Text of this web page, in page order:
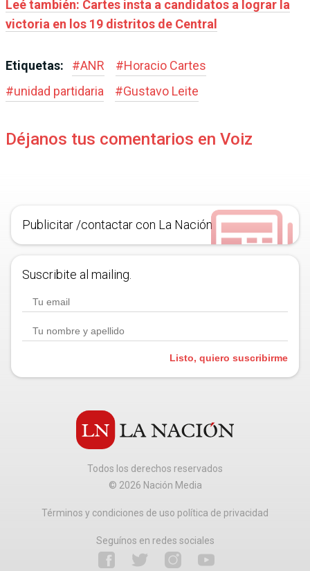
Leé también: Cartes insta a candidatos a lograr la
victoria en los 19 distritos de Central
Etiquetas: #ANR #Horacio Cartes
#unidad partidaria #Gustavo Leite
Déjanos tus comentarios en Voiz
Publicitar /contactar con La Nación
Suscribite al mailing.
Listo, quiero suscribirme
Todos los derechos reservados
© 2026 Nación Media
Términos y condiciones de uso política de privacidad
Seguínos en redes sociales